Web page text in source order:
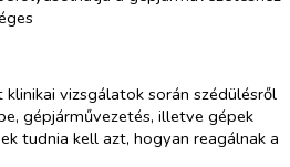
vizsgálatok során szédülésről
gépjárművezetés, illetve gépek
tudnia kell azt, hogyan reagálnak a